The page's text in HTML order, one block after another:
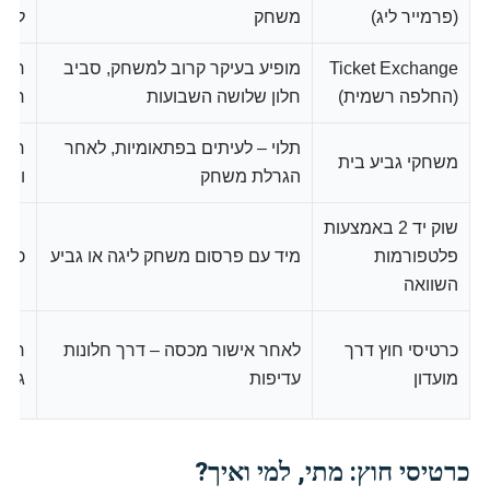
(פרמייר ליג)
משחק
Ticket Exchange
(החלפה רשמית)
מופיע בעיקר קרוב למשחק, סביב
חלון שלושה השבועות
משחקי גביע בית
תלוי – לעיתים בפתאומיות, לאחר
הגרלת משחק
שוק יד 2 באמצעות
פלטפורמות
השוואה
מיד עם פרסום משחק ליגה או גביע
כרטיסי חוץ דרך
מועדון
לאחר אישור מכסה – דרך חלונות
עדיפות
כרטיסי חוץ: מתי, למי ואיך?